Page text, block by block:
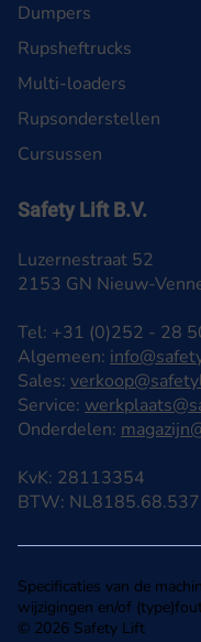
Specificaties van de
wijzigingen en/of
© 2026 Safety Lift
Safety Lift B.V.
Luzernestraat 52
2153 GN Nieuw-
Tel: +31 (0)252 - 28
Algemeen:
Sales:
Service:
Onderdelen:
KvK: 28113354
BTW:
Dumpers
Rupsheftrucks
Multi-loaders
Rupsonderstellen
Cursussen